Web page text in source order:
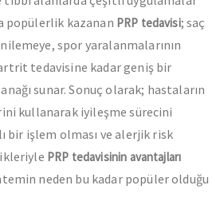
popülerlik kazanan PRP tedavisi; saç
spor yaralanmalarının
tedavisine kadar geniş bir
sunar. Sonuç olarak; hastaların
kullanarak iyileşme sürecini
bir işlem olması ve alerjik risk
PRP tedavisinin avantajları
neden bu kadar popüler olduğu